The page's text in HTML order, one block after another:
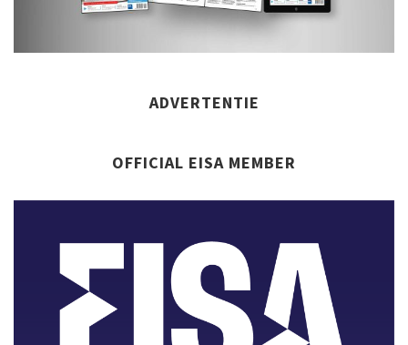
ADVERTENTIE
OFFICIAL EISA MEMBER